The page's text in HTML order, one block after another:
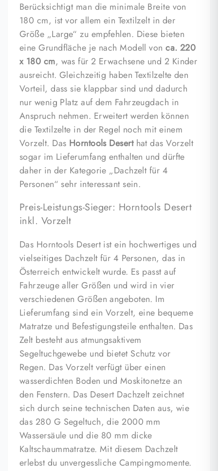
Berücksichtigt man die minimale Breite von
180 cm, ist vor allem ein Textilzeltin der
Größe „Large“ zu empfehlen. Diese bieten
eine Grundfläche je nach Modell vonca. 220
x 180 cm, was für 2 Erwachsene und 2 Kinder
ausreicht. Gleichzeitig haben Textilzelte den
Vorteil, dass sie klappbar sind und dadurch
nur wenig Platz auf dem Fahrzeugdach in
Anspruch nehmen. Erweitert werden können
die Textilzelte in der Regel noch mit einem
Vorzelt. Das Horntools Deserthat das Vorzelt
sogar im Lieferumfang enthalten und dürfte
daher in der Kategorie „Dachzelt für 4
Personen“ sehr interessant sein.
Preis-Leistungs-Sieger: Horntools Desert
inkl. Vorzelt
Das Horntools Desert ist ein hochwertiges und
vielseitiges Dachzelt für 4 Personen, das in
Österreich entwickelt wurde. Es passt auf
Fahrzeuge aller Größen und wird in vier
verschiedenen Größen angeboten. Im
Lieferumfang sind ein Vorzelt, eine bequeme
Matratze und Befestigungsteile enthalten. Das
Zelt besteht aus atmungsaktivem
Segeltuchgewebe und bietet Schutz vor
Regen. Das Vorzelt verfügt über einen
wasserdichten Boden und Moskitonetze an
den Fenstern. Das Desert Dachzelt zeichnet
sich durch seine technischen Daten aus, wie
das 280 G Segeltuch, die 2000 mm
Wassersäule und die 80 mm dicke
Kaltschaummatratze. Mit diesem Dachzelt
erlebst du unvergessliche Campingmomente.